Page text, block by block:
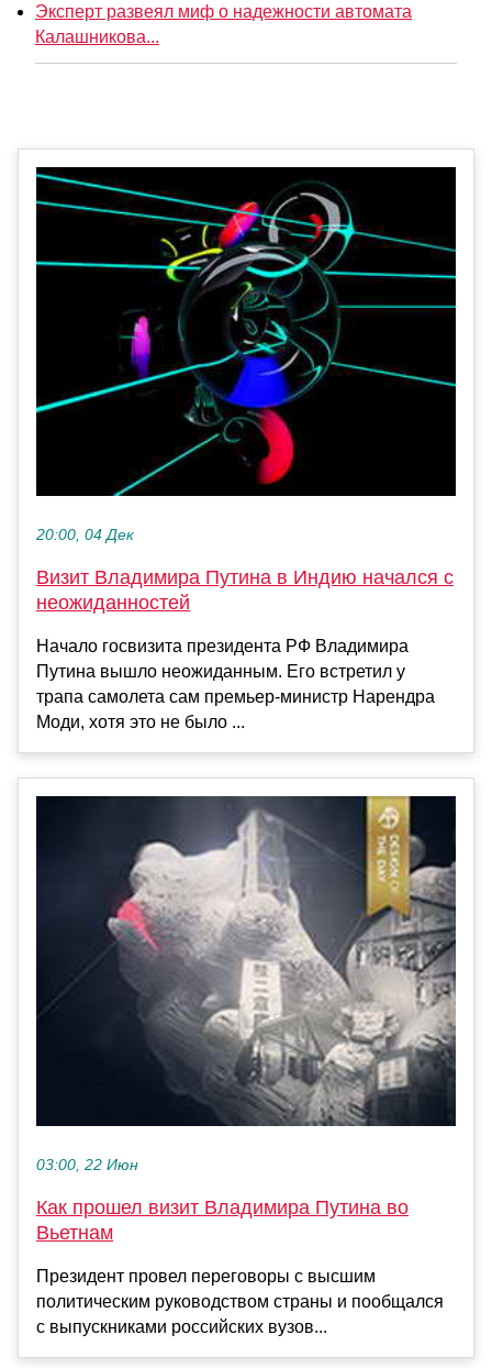
Эксперт развеял миф о надежности автомата
Калашникова...
20:00, 04 Дек
Визит Владимира Путина в Индию начался с
неожиданностей
Начало госвизита президента РФ Владимира
Путина вышло неожиданным. Его встретил у
трапа самолета сам премьер-министр Нарендра
Моди, хотя это не было ...
03:00, 22 Июн
Как прошел визит Владимира Путина во
Вьетнам
Президент провел переговоры с высшим
политическим руководством страны и пообщался
с выпускниками российских вузов...